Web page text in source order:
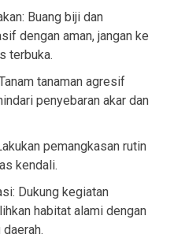
Buang biji dan
dengan aman, jangan ke
terbuka.
tanaman agresif
penyebaran akar dan
pemangkasan rutin
kendali.
Dukung kegiatan
habitat alami dengan